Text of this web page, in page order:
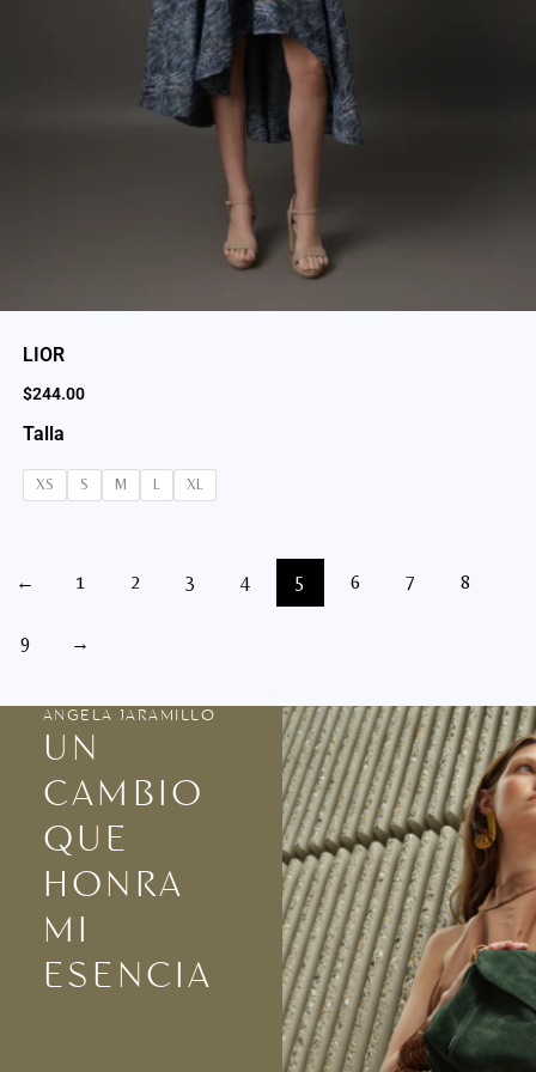
LIOR
$244.00
Talla
XS S M L XL
← 1 2 3 4 5 6 7 8
9 →
ANGELA JARAMILLO
UN
CAMBIO
QUE
HONRA
MI
ESENCIA